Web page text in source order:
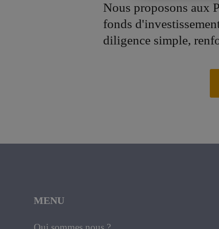
Nous proposons aux
fonds
diligence simple,
MENU